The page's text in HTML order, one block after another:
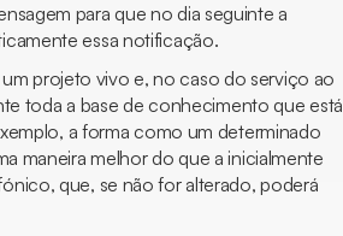
para que no dia seguinte a
essa notificação.
projeto vivo e, no caso do serviço ao
toda a base de conhecimento que está
a forma como um determinado
maneira melhor do que a inicialmente
que, se não for alterado, poderá